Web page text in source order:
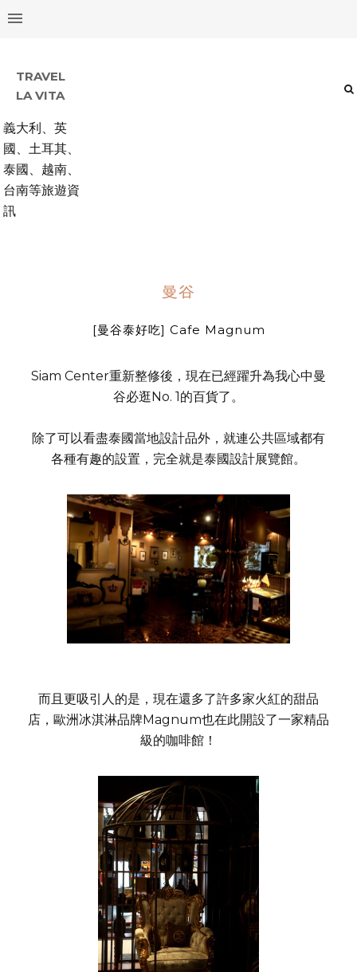
TRAVEL
LA VITA
義大利、英
國、土耳其、
泰國、越南、
台南等旅遊資
訊
曼谷
[曼谷泰好吃] Cafe Magnum
Siam Center重新整修後，現在已經躍升為我心中曼
谷必逛No. 1的百貨了。
除了可以看盡泰國當地設計品外，就連公共區域都有
各種有趣的設置，完全就是泰國設計展覽館。
而且更吸引人的是，現在還多了許多家火紅的甜品
店，歐洲冰淇淋品牌Magnum也在此開設了一家精品
級的咖啡館！